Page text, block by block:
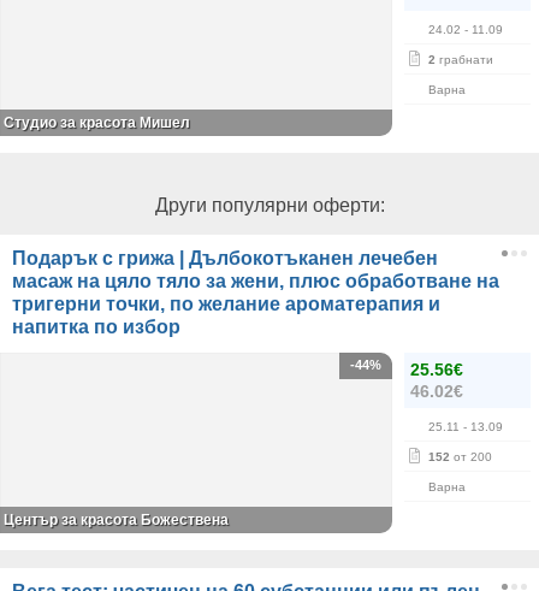
24.02 - 11.09
2 грабнати
Варна
Студио за красота Мишел
Други популярни оферти:
Подарък с грижа | Дълбокотъканен лечебен
масаж на цяло тяло за жени, плюс обработване на
тригерни точки, по желание ароматерапия и
напитка по избор
25.56€
46.02€
25.11 - 13.09
152 от 200
Варна
-44%
Център за красота Божествена